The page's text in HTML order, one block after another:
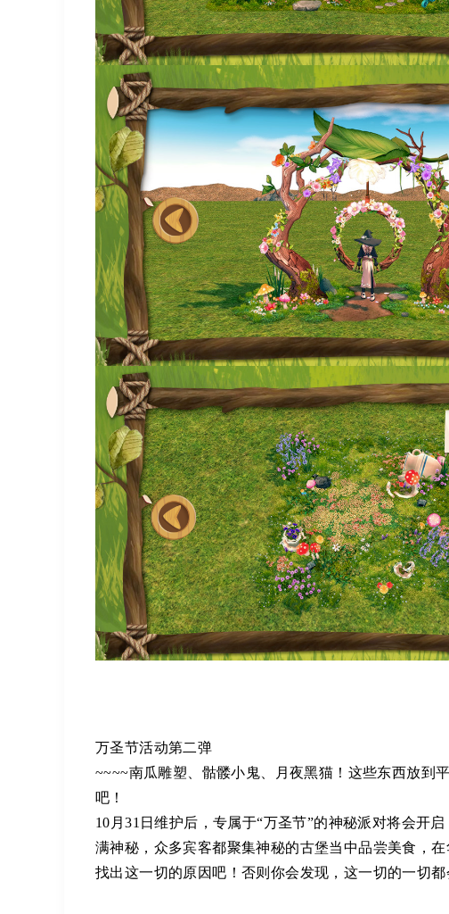
万圣节活动第二弹
~~~~南瓜雕塑、骷髅小鬼、月夜黑猫！这些东西放到
吧！
10月31日维护后，专属于“万圣节”的神秘派对将会开
满神秘，众多宾客都聚集神秘的古堡当中品尝美食，
找出这一切的原因吧！否则你会发现，这一切的一切